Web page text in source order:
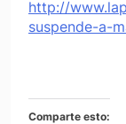
http://
suspende-a-
Comparte esto: